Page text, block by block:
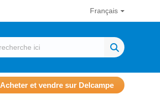
Français
Acheter et vendre sur Delcampe